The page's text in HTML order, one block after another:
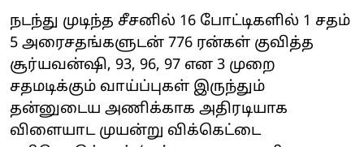
நடந்து முடிந்த சீசனில் 16 போட்டிகளில் 1 சதம்
5 அரைசதங்களுடன் 776 ரன்கள் குவித்த
சூர்யவன்ஷி, 93, 96, 97 என 3 முறை
சதமடிக்கும் வாய்ப்புகள் இருந்தும்
தன்னுடைய அணிக்காக அதிரடியாக
விளையாட முயன்று விக்கெட்டை